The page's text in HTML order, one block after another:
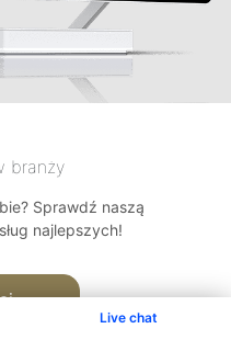
Live chat
branży
Sprawdź naszą
najlepszych!